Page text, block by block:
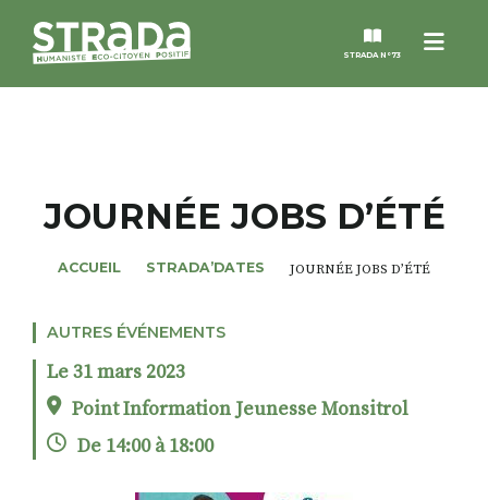
Menu
STRADA N°73
MAGAZINES
NOS THÈMES
STRADA’DATES
ROSÉE DE MAI
JOURNÉE JOBS D’ÉTÉ
ACCUEIL STRADA’DATES JOURNÉE JOBS D’ÉTÉ
AUTRES ÉVÉNEMENTS
Le 31 mars 2023
Point Information Jeunesse Monsitrol
De 14:00 à 18:00